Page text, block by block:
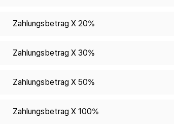
Zahlungsbetrag X 20%
Zahlungsbetrag X 30%
Zahlungsbetrag X 50%
Zahlungsbetrag X 100%